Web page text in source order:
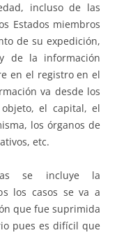
incluso de las
Estados miembros
de su expedición,
de la información
en el registro en el
va desde los
el capital, el
los órganos de
etc.
se incluye la
los casos se va a
que fue suprimida
pues es difícil que